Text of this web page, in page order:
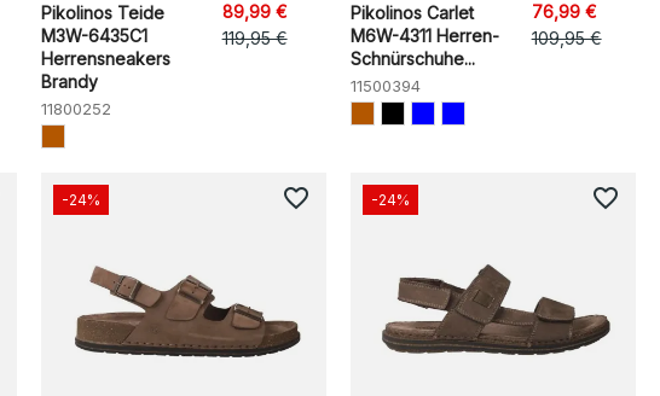
Pikolinos Teide
M3W-6435C1
Herrensneakers
Brandy
11800252
89,99 €
119,95 €
Pikolinos Carlet
M6W-4311 Herren-
Schnürschuhe...
11500394
76,99 €
109,95 €
-24% favorite_border -24% favorite_border